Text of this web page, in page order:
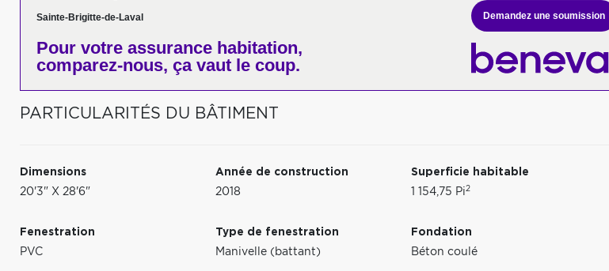
Sainte-Brigitte-de-Laval
Pour votre assurance habitation,
comparez-nous, ça vaut le coup.
Demandez une soumission
PARTICULARITÉS DU BÂTIMENT
Dimensions
20'3" X 28'6"
Année de construction
2018
Superficie habitable
1 154,75 Pi2
Fenestration
PVC
Type de fenestration
Manivelle (battant)
Fondation
Béton coulé